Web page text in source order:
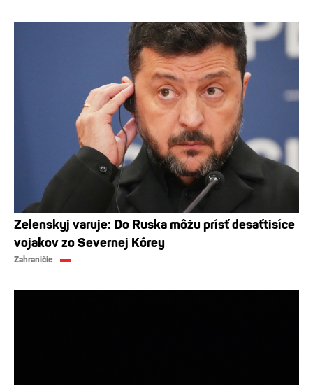
Zelenskyj varuje: Do Ruska môžu prísť desaťtisíce
vojakov zo Severnej Kórey
Zahraničie